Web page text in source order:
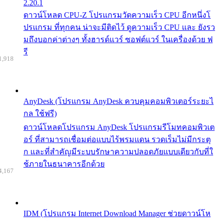
2.20.1
ดาวน์โหลด CPU-Z โปรแกรมวัดความเร็ว CPU อีกหนึ่งโ
ปรแกรม ที่ทุกคน น่าจะมีติดไว้ ดูความเร็ว CPU และ ยังรว
มถึงบอกค่าต่างๆ ทั้งฮารด์แวร์ ซอฟต์แวร์ ในเครื่องด้วย ฟ
รี
AnyDesk (โปรแกรม AnyDesk ควบคุมคอมพิวเตอร์ระยะไ
กล ใช้ฟรี)
ดาวน์โหลดโปรแกรม AnyDesk โปรแกรมรีโมทคอมพิวเต
อร์ ที่สามารถเชื่อมต่อแบบไร้พรมแดน รวดเร็มไม่มีกระตุ
ก และที่สำคัญมีระบบรักษาความปลอดภัยแบบเดียวกับที่ใ
ช้ภายในธนาคารอีกด้วย
IDM (โปรแกรม Internet Download Manager ช่วยดาวน์โห